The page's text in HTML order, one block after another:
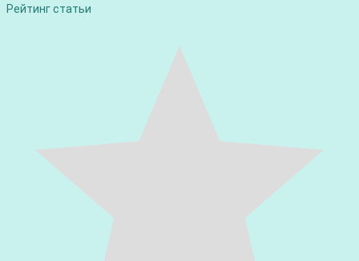
Рейтинг статьи